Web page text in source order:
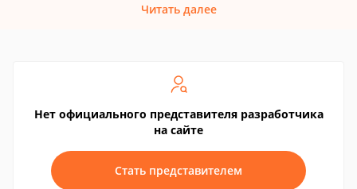
Читать далее
Нет официального представителя разработчика
на сайте
Стать представителем